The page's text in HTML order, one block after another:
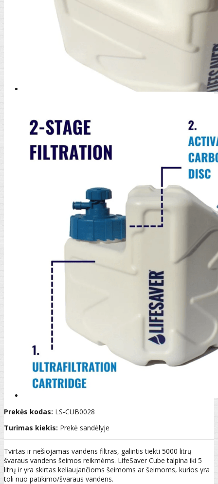
Prekės kodas: LS-CUB0028
Turimas kiekis: Prekė sandėlyje
Tvirtas ir nešiojamas vandens filtras, galintis tiekti 5000 litrų
švaraus vandens šeimos reikmėms. LifeSaver Cube talpina iki 5
litrų ir yra skirtas keliaujančioms šeimoms ar šeimoms, kurios yra
toli nuo patikimo/švaraus vandens.